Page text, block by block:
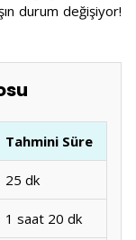
durum değişiyor!
Tahmini Süre
25 dk
1 saat 20 dk